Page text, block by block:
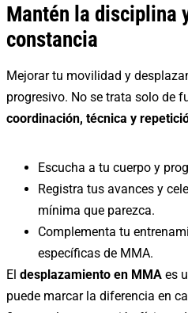
Mantén la disciplina
constancia
Mejorar tu movilidad y
progresivo. No se trata solo de
coordinación, técnica y
Escucha a tu cuerpo y
Registra tus avances y
mínima que parezca.
Complementa tu
específicas de MMA.
El desplazamiento en MMA es
puede marcar la diferencia en